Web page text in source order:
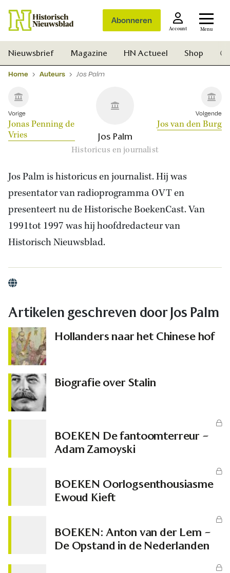
Abonneren
Account Menu
Nieuwsbrief Magazine HN Actueel Shop
Home Auteurs Jos Palm
Vorige
Jonas Penning de
Vries
Jos Palm
Historicus en journalist
Volgende
Jos van den Burg
Jos Palm is historicus en journalist. Hij was
presentator van radioprogramma OVT en
presenteert nu de Historische BoekenCast. Van
1991tot 1997 was hij hoofdredacteur van
Historisch Nieuwsblad.
Website
Artikelen geschreven door Jos Palm
Hollanders naar het Chinese hof
Biografie over Stalin
BOEKEN De fantoomterreur –
Adam Zamoyski
BOEKEN Oorlogsenthousiasme
Ewoud Kieft
BOEKEN: Anton van der Lem –
De Opstand in de Nederlanden